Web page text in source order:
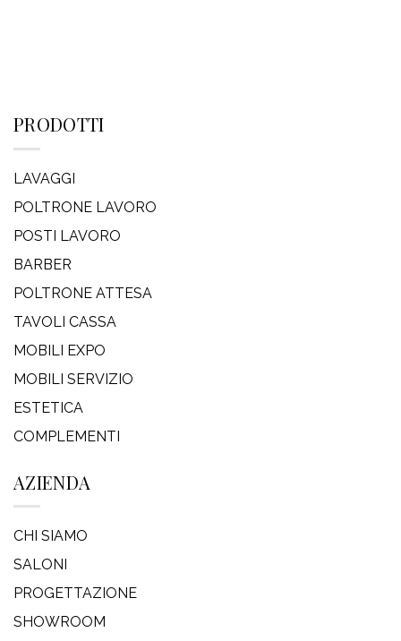
PRODOTTI
LAVAGGI
POLTRONE LAVORO
POSTI LAVORO
BARBER
POLTRONE ATTESA
TAVOLI CASSA
MOBILI EXPO
MOBILI SERVIZIO
ESTETICA
COMPLEMENTI
AZIENDA
CHI SIAMO
SALONI
PROGETTAZIONE
SHOWROOM